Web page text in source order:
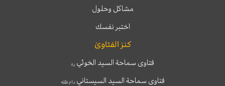
مشاكل وحلول
اختبر نفسك
كنز الفتاوىٰ
فتاوى سماحة السيد الخوئيره
فتاوى سماحة السيد السيستانيدام ظله